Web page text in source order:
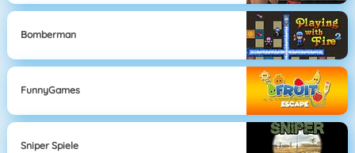
Bomberman
FunnyGames
Sniper Spiele